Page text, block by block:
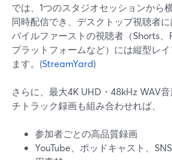
では、1つのスタジオセッションから
同時配信でき、デスクトップ視聴者
バイルファーストの視聴者（Shorts
プラットフォームなど）には縦型レ
ます。(StreamYard)
さらに、最大4K UHD・48kHz WAV
チトラック録画も組み合わせれば、
参加者ごとの高品質録画
YouTube、ポッドキャスト、